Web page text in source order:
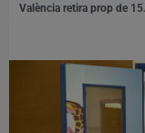
València retira prop de